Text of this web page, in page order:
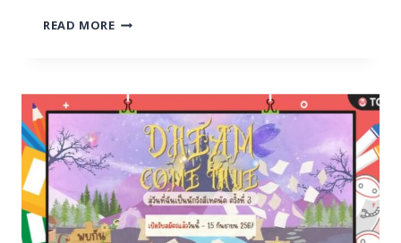
READ MORE